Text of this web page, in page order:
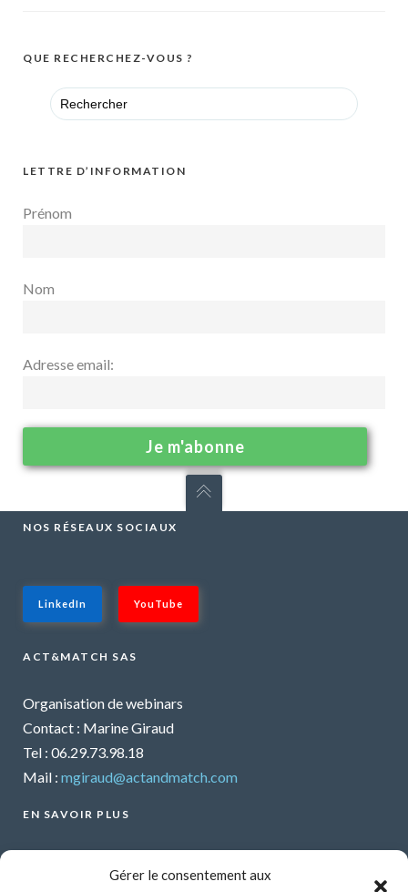
Gérer le consentement aux
QUE RECHERCHEZ-VOUS ?
Search
for:
LETTRE D’INFORMATION
Prénom
Nom
Adresse email:
NOS RÉSEAUX SOCIAUX
LinkedIn YouTube
ACT&MATCH SAS
Organisation de webinars
Contact : Marine Giraud
Tel : 06.29.73.98.18
Mail : mgiraud@actandmatch.com
EN SAVOIR PLUS
Organiser un webinar